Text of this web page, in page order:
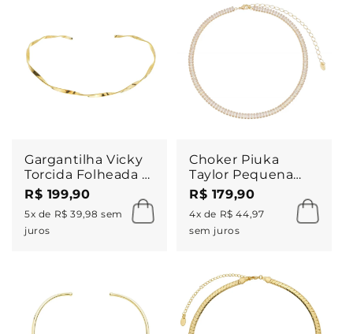
Gargantilha Vicky
Torcida Folheada a
Ouro 18k
R$ 199,90
5x de R$ 39,98 sem
juros
Choker Piuka
Taylor Pequena
Zircônias Baguete
Cristal Folheado a
Ouro 18k
R$ 179,90
4x de R$ 44,97
sem juros